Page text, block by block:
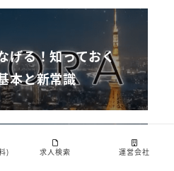
げる！知っておく
本と新常識
) 求人検索 運営会社